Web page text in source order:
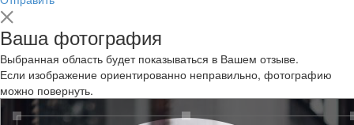
Ваша фотография
Выбранная область будет показываться в Вашем отзыве.
Если изображение ориентированно неправильно, фотографию
можно повернуть.